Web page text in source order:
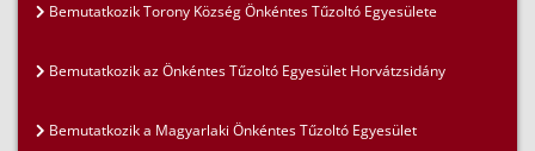
Bemutatkozik Torony Község Önkéntes Tűzoltó Egyesülete
Bemutatkozik az Önkéntes Tűzoltó Egyesület Horvátzsidány
Bemutatkozik a Magyarlaki Önkéntes Tűzoltó Egyesület